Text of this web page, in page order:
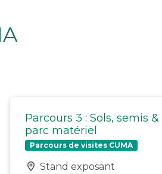
Parcours 3 : Sols, semis
parc matériel
Parcours de visites CUMA
Stand exposant